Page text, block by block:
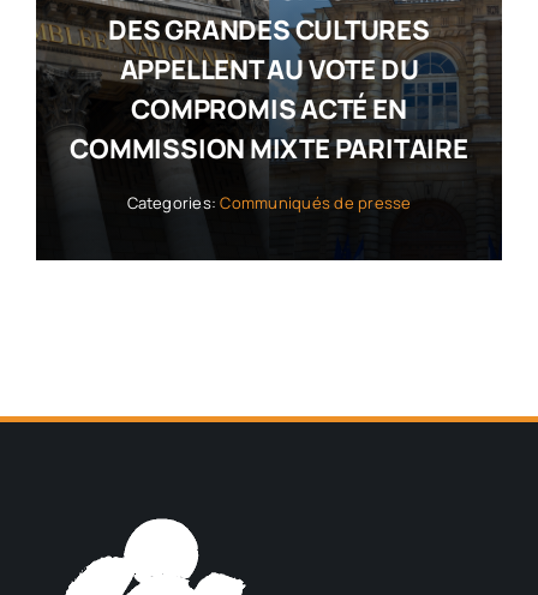
DES GRANDES CULTURES
APPELLENT AU VOTE DU
COMPROMIS ACTÉ EN
COMMISSION MIXTE PARITAIRE
Categories:Communiqués de presse